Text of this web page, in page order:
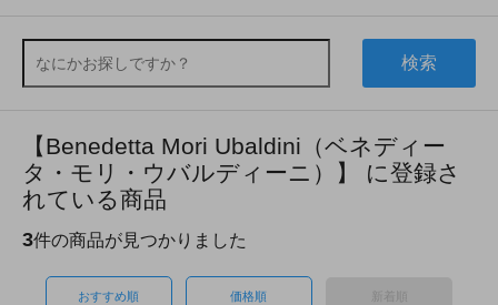
検索
【Benedetta Mori Ubaldini（ベネディー
タ・モリ・ウバルディーニ）】 に登録さ
れている商品
3件の商品が見つかりました
おすすめ順 価格順 新着順